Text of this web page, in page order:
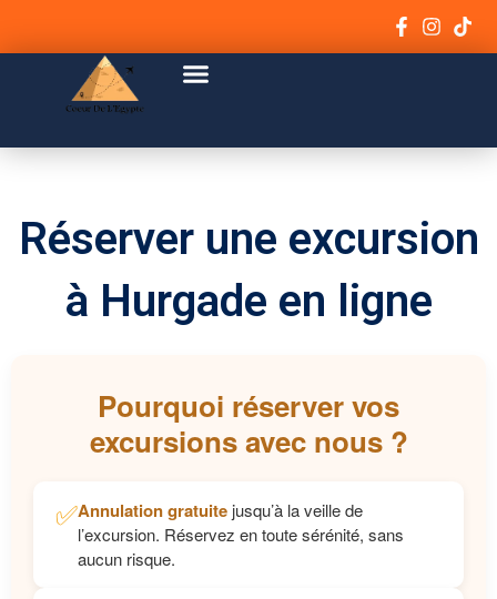
Menu
Réserver une excursion
à Hurgade en ligne
Pourquoi réserver vos
excursions avec nous ?
✅Annulation gratuite jusqu’à la veille de
l’excursion. Réservez en toute sérénité, sans
aucun risque.